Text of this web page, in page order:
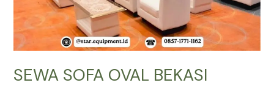
SEWA SOFA OVAL BEKASI